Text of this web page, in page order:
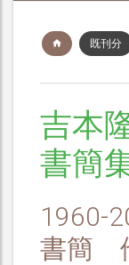
既刊分
吉本
書簡
1960-
書簡